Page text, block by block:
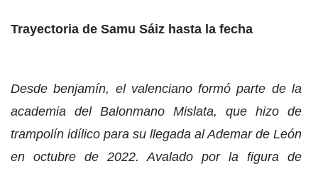
Trayectoria de Samu Sáiz hasta la fecha
Desde benjamín, el valenciano formó parte de la
academia del Balonmano Mislata, que hizo de
trampolín idílico para su llegada al Ademar de León
en octubre de 2022. Avalado por la figura de